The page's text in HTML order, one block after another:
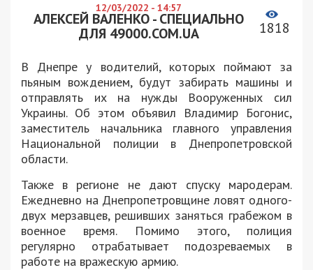
12/03/2022 - 14:57
АЛЕКСЕЙ ВАЛЕНКО - СПЕЦИАЛЬНО
ДЛЯ 49000.COM.UA
1818
В Днепре у водителий, которых поймают за
пьяным вождением, будут забирать машины и
отправлять их на нужды Вооруженных сил
Украины. Об этом объявил Владимир Богонис,
заместитель начальника главного управления
Национальной полиции в Днепропетровской
области.
Также в регионе не дают спуску мародерам.
Ежедневно на Днепропетровщине ловят одного-
двух мерзавцев, решивших заняться грабежом в
военное время. Помимо этого, полиция
регулярно отрабатывает подозреваемых в
работе на вражескую армию.